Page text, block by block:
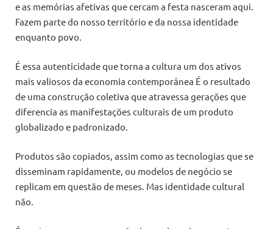
e as memórias afetivas que cercam a festa nasceram aqui.
Fazem parte do nosso território e da nossa identidade
enquanto povo.
É essa autenticidade que torna a cultura um dos ativos
mais valiosos da economia contemporânea É o resultado
de uma construção coletiva que atravessa gerações que
diferencia as manifestações culturais de um produto
globalizado e padronizado.
Produtos são copiados, assim como as tecnologias que se
disseminam rapidamente, ou modelos de negócio se
replicam em questão de meses. Mas identidade cultural
não.